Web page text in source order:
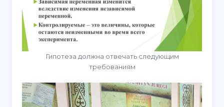
Гипотеза должна отвечать следующим
требованиям